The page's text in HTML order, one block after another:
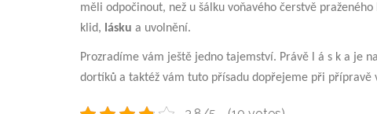
měli odpočinout, než u šálku voňavého čerstvě
klid, lásku a uvolnění.
Prozradíme vám ještě jedno tajemství. Právě l á s k a je
dortíků a taktéž vám tuto přísadu dopřejeme při přípravě